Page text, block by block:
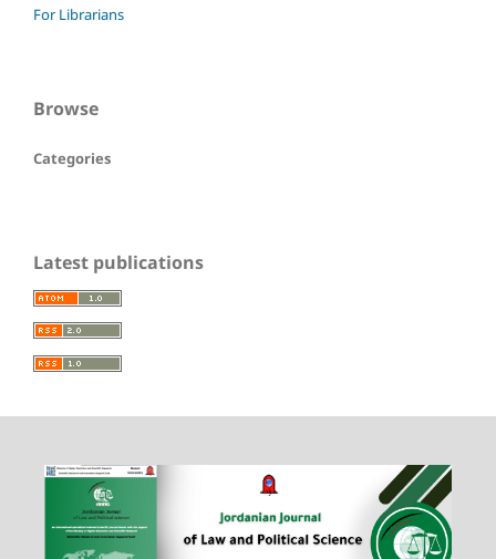
For Librarians
Browse
Categories
Latest publications